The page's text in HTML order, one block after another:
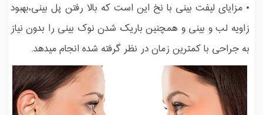
• مزایای لیفت بینی با نخ این است که بالا رفتن پل بینی،بهبود
زاویه لب و بینی و همچنین باریک شدن نوک بینی را بدون نیاز
به جراحی با کمترین زمان در نظر گرفته شده انجام میدهد.